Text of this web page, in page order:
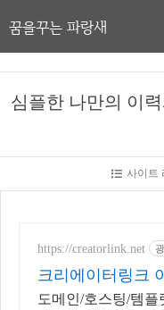
꿈을꾸는 파랑새
심플한 나만의 이
사이트
https://creatorlink.net
크리에이터링크
도메인/호스팅/템